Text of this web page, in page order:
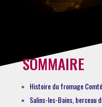
SOMMAIRE
Histoire du fromage Comté
Salins-les-Bains, berceau